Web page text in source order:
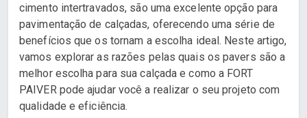
cimento intertravados, são uma excelente opção para
pavimentação de calçadas, oferecendo uma série de
benefícios que os tornam a escolha ideal. Neste artigo,
vamos explorar as razões pelas quais os pavers são a
melhor escolha para sua calçada e como a FORT
PAIVER pode ajudar você a realizar o seu projeto com
qualidade e eficiência.